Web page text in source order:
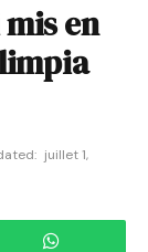
en
juillet 1,